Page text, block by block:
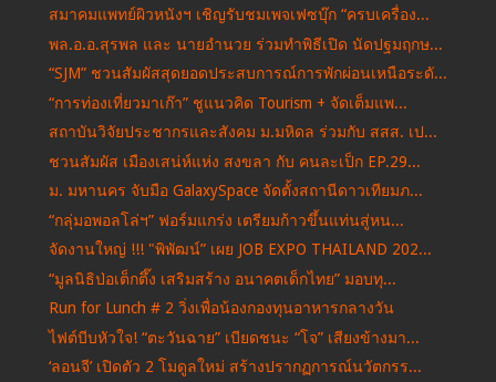
สมาคมแพทย์ผิวหนังฯ เชิญรับชมเพจเฟซบุ๊ก “ครบเครื่อง...
พล.อ.อ.สุรพล และ นายอำนวย ร่วมทำพิธีเปิด นัดปฐมฤกษ...
“SJM” ชวนสัมผัสสุดยอดประสบการณ์การพักผ่อนเหนือระดั...
“การท่องเที่ยวมาเก๊า” ชูแนวคิด Tourism + จัดเต็มแพ...
สถาบันวิจัยประชากรและสังคม ม.มหิดล ร่วมกับ สสส. เป...
ชวนสัมผัส เมืองเสน่ห์แห่ง สงขลา กับ คนละเป็ก EP.29...
ม. มหานคร จับมือ GalaxySpace จัดตั้งสถานีดาวเทียมภ...
“กลุ่มอพอลโล่ฯ” ฟอร์มแกร่ง เตรียมก้าวขึ้นแท่นสู่หน...
จัดงานใหญ่ !!! "พิพัฒน์” เผย JOB EXPO THAILAND 202...
“มูลนิธิป่อเต็กตึ๊ง เสริมสร้าง อนาคตเด็กไทย” มอบทุ...
Run for Lunch # 2 วิ่งเพื่อน้องกองทุนอาหารกลางวัน
ไฟต์บีบหัวใจ! “ตะวันฉาย” เบียดชนะ “โจ” เสียงข้างมา...
‘ลอนจี’ เปิดตัว 2 โมดูลใหม่ สร้างปรากฏการณ์นวัตกรร...